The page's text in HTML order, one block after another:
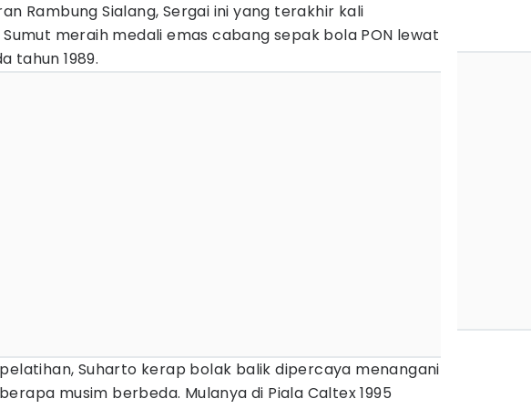
Rambung Sialang, Sergai ini yang terakhir kali
meraih medali emas cabang sepak bola PON lewat
tahun 1989.
Suharto kerap bolak balik dipercaya menangani
musim berbeda. Mulanya di Piala Caltex 1995